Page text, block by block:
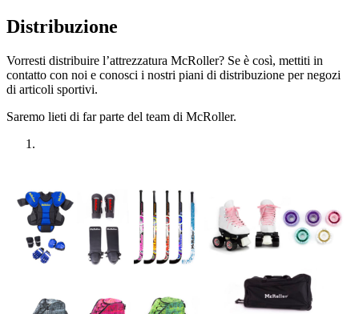
Distribuzione
Vorresti distribuire l’attrezzatura McRoller? Se è così, mettiti in
contatto con noi e conosci i nostri piani di distribuzione per negozi
di articoli sportivi.
Saremo lieti di far parte del team di McRoller.